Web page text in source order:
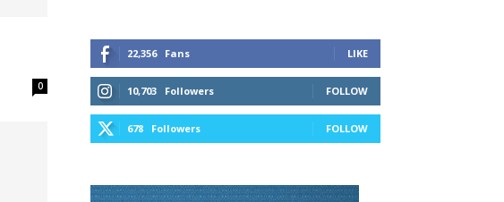
0
22,356 Fans LIKE
10,703 Followers FOLLOW
678 Followers FOLLOW